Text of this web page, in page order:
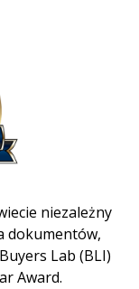
niezależny
dokumentów,
Lab (BLI)
Award.